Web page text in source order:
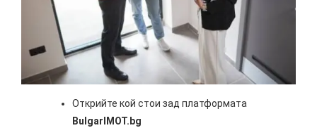
Открийте кой стои зад платформата
BulgarIMOT.bg